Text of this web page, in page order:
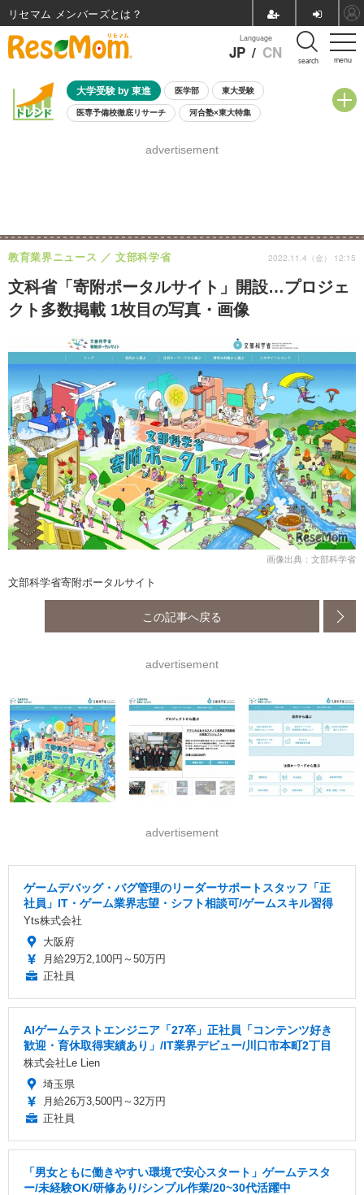
menu
Language
JP / CN search
大学受験 by 東進 医学部 東大受験
医専予備校徹底リサーチ 河合塾×東大特集
8月開催学校説明会・相談会
advertisement
文科省「寄附ポータルサイト」開設…プロジェ
クト多数掲載 1枚目の写真・画像
教育業界ニュース 文部科学省 2022.11.4（金） 12:15
画像出典：文部科学省
文部科学省寄附ポータルサイト
この記事へ戻る
advertisement
advertisement
ゲームデバッグ・バグ管理のリーダーサポートスタッフ「正
社員」IT・ゲーム業界志望・シフト相談可/ゲームスキル習得
Yts株式会社
大阪府
月給29万2,100円～50万円
正社員
AIゲームテストエンジニア「27卒」正社員「コンテンツ好き
歓迎・育休取得実績あり」/IT業界デビュー/川口市本町2丁目
株式会社Le Lien
埼玉県
月給26万3,500円～32万円
正社員
「男女ともに働きやすい環境で安心スタート」ゲームテスタ
ー/未経験OK/研修あり/シンプル作業/20~30代活躍中
リセマム メンバーズ